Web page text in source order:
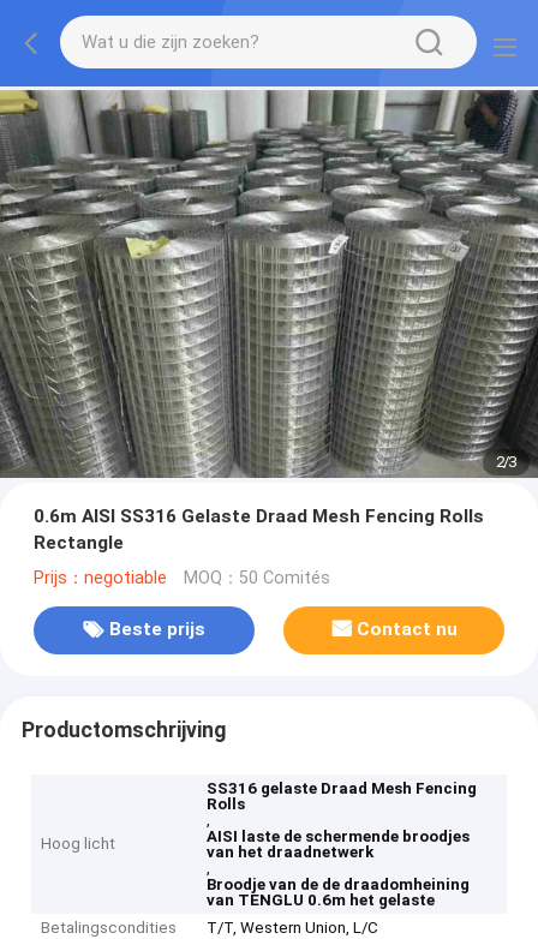
2/3
0.6m AISI SS316 Gelaste Draad Mesh Fencing Rolls
Rectangle
Prijs：negotiable MOQ：50 Comités
Beste prijs Contact nu
Productomschrijving
Hoog licht
SS316 gelaste Draad Mesh Fencing
Rolls
,
AISI laste de schermende broodjes
van het draadnetwerk
,
Broodje van de de draadomheining
van TENGLU 0.6m het gelaste
Betalingscondities
T/T, Western Union, L/C